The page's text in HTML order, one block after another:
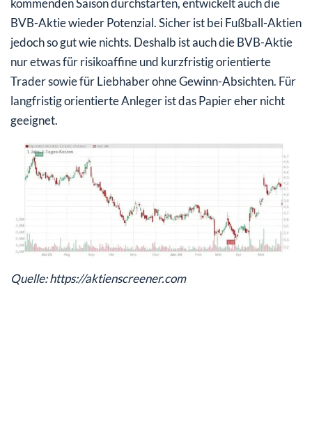
kommenden Saison durchstarten, entwickelt auch die
BVB-Aktie wieder Potenzial. Sicher ist bei Fußball-Aktien
jedoch so gut wie nichts. Deshalb ist auch die BVB-Aktie
nur etwas für risikoaffine und kurzfristig orientierte
Trader sowie für Liebhaber ohne Gewinn-Absichten. Für
langfristig orientierte Anleger ist das Papier eher nicht
geeignet.
Quelle: https://aktienscreener.com